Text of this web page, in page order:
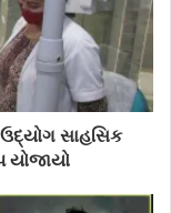
સાહસિક
યોજાયો